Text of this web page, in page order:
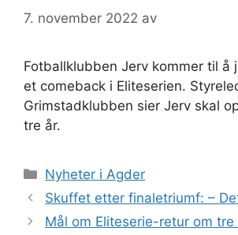
7. november 2022 av
Fotballklubben Jerv kommer til å
et comeback i Eliteserien.
Grimstadklubben sier Jerv skal
tre år.
Kategorier
Nyheter i Agder
Skuffet etter finaletriumf: –
Mål om Eliteserie-retur om tre